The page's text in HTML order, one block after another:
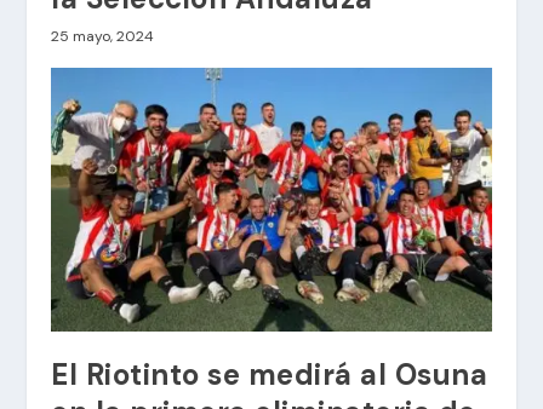
25 mayo, 2024
El Riotinto se medirá al Osuna